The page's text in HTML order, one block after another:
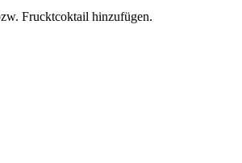
Frucktcoktail hinzufügen.